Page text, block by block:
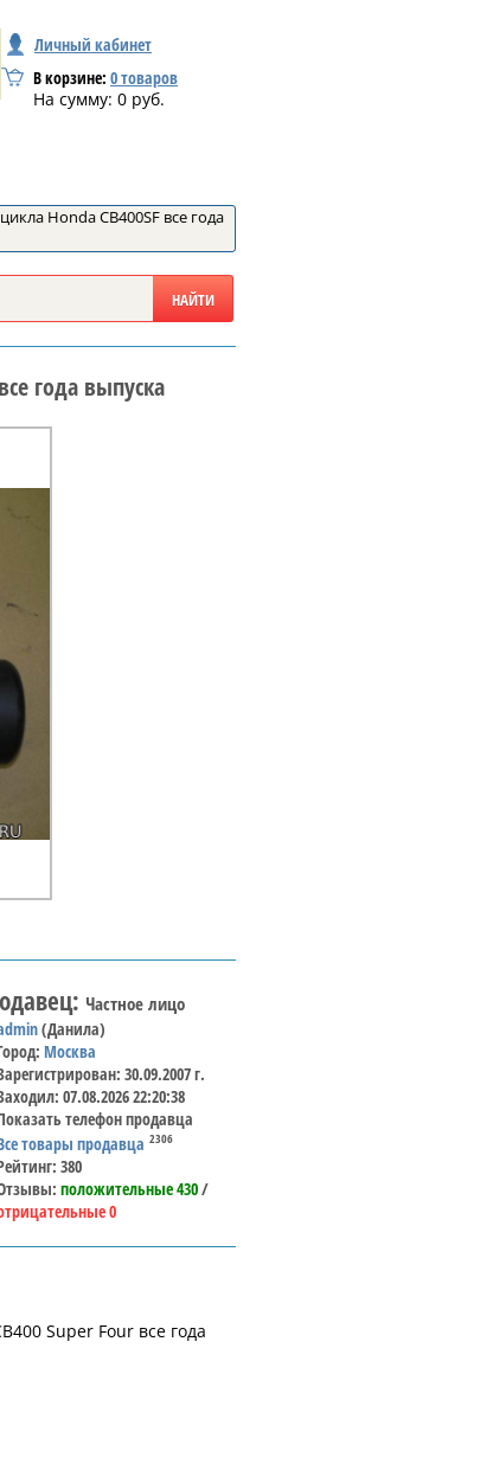
Личный кабинет
В корзине: 0товаров
На сумму: 0 руб.
Honda CB400SF все года
года выпуска
Частное лицо
(Данила)
Москва
30.09.2007 г.
07.08.2026 22:20:38
телефон продавца
товары продавца 2306
380
положительные 430/
0
Super Four все года